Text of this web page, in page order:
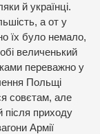
й українці.
а от у
їх було немало,
величенький
переважно у
Польщі
совєтам, але
після приходу
Армії